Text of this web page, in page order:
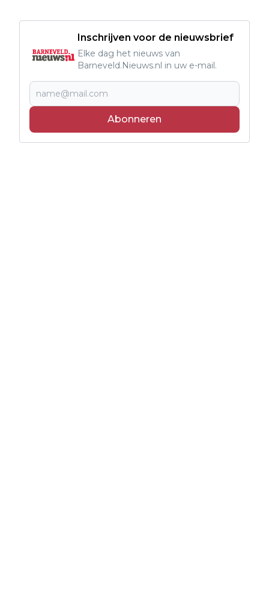
Inschrijven voor de nieuwsbrief
Elke dag het nieuws van
Barneveld.Nieuws.nl in uw e-mail.
Abonneren